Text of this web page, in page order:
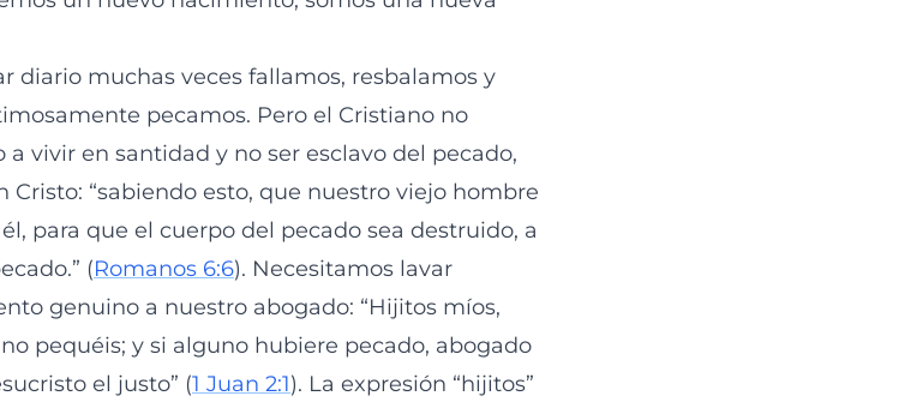
diario muchas veces fallamos, resbalamos y
pecamos. Pero el Cristiano no
vivir en santidad y no ser esclavo del pecado,
“sabiendo esto, que nuestro viejo hombre
para que el cuerpo del pecado sea destruido, a
(Romanos 6:6). Necesitamos lavar
genuino a nuestro abogado: “Hijitos míos,
pequéis; y si alguno hubiere pecado, abogado
el justo” (1 Juan 2:1). La expresión “hijitos”